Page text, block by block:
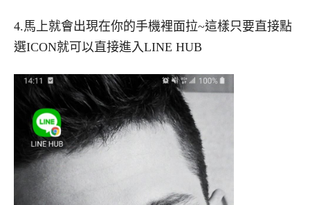
4.馬上就會出現在你的手機裡面拉~這樣只要直接點
選ICON就可以直接進入LINE HUB